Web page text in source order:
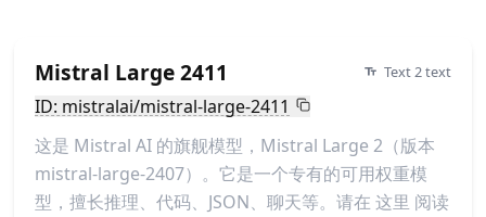
Mistral Large 2411 Text 2 text
ID: mistralai/mistral-large-2411
这是 Mistral AI 的旗舰模型，Mistral Large 2（版本
mistral-large-2407）。它是一个专有的可用权重模
型，擅长推理、代码、JSON、聊天等。请在 这里 阅读